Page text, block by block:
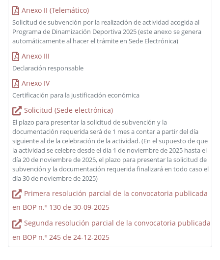
Anexo II (Telemático)
Solicitud de subvención por la realización de actividad acogida al
Programa de Dinamización Deportiva 2025 (este anexo se genera
automáticamente al hacer el trámite en Sede Electrónica)
Anexo III
Declaración responsable
Anexo IV
Certificación para la justificación económica
Solicitud (Sede electrónica)
El plazo para presentar la solicitud de subvención y la
documentación requerida será de 1 mes a contar a partir del día
siguiente al de la celebración de la actividad. (En el supuesto de que
la actividad se celebre desde el día 1 de noviembre de 2025 hasta el
día 20 de noviembre de 2025, el plazo para presentar la solicitud de
subvención y la documentación requerida finalizará en todo caso el
día 30 de noviembre de 2025)
Primera resolución parcial de la convocatoria publicada
en BOP n.º 130 de 30-09-2025
Segunda resolución parcial de la convocatoria publicada
en BOP n.º 245 de 24-12-2025